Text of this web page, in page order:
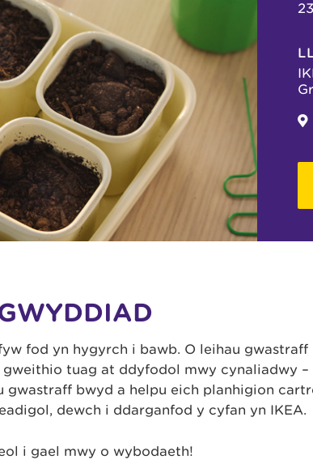
fod yn hygyrch i bawb. O leihau gwastraff
gweithio tuag at ddyfodol mwy cynaliadwy –
gwastraff bwyd a helpu eich planhigion
dewch i ddarganfod y cyfan yn IKEA.
i gael mwy o wybodaeth!